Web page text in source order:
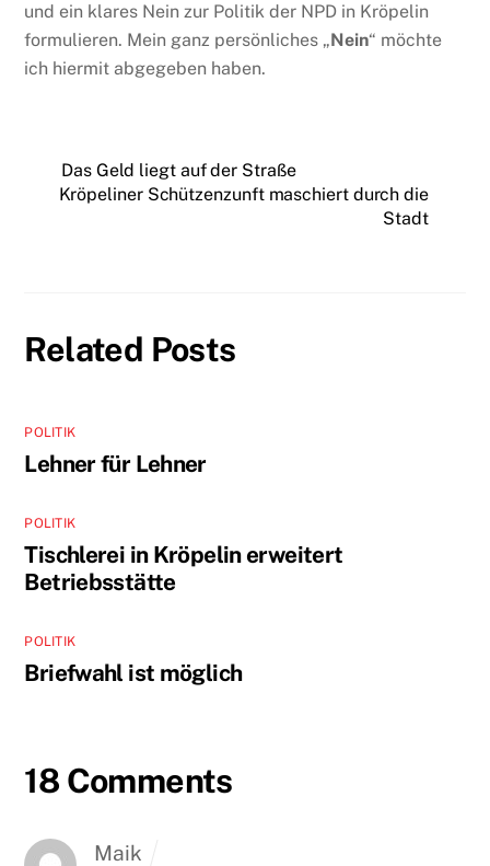
und ein klares Nein zur Politik der NPD in Kröpelin
formulieren. Mein ganz persönliches „Nein“ möchte
ich hiermit abgegeben haben.
Das Geld liegt auf der Straße
Kröpeliner Schützenzunft maschiert durch die
Stadt
Related Posts
POLITIK
Lehner für Lehner
POLITIK
Tischlerei in Kröpelin erweitert
Betriebsstätte
POLITIK
Briefwahl ist möglich
18 Comments
Maik